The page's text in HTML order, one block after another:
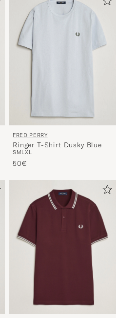
FRED PERRY
Ringer T-Shirt Dusky Blue
SMLXL
50€